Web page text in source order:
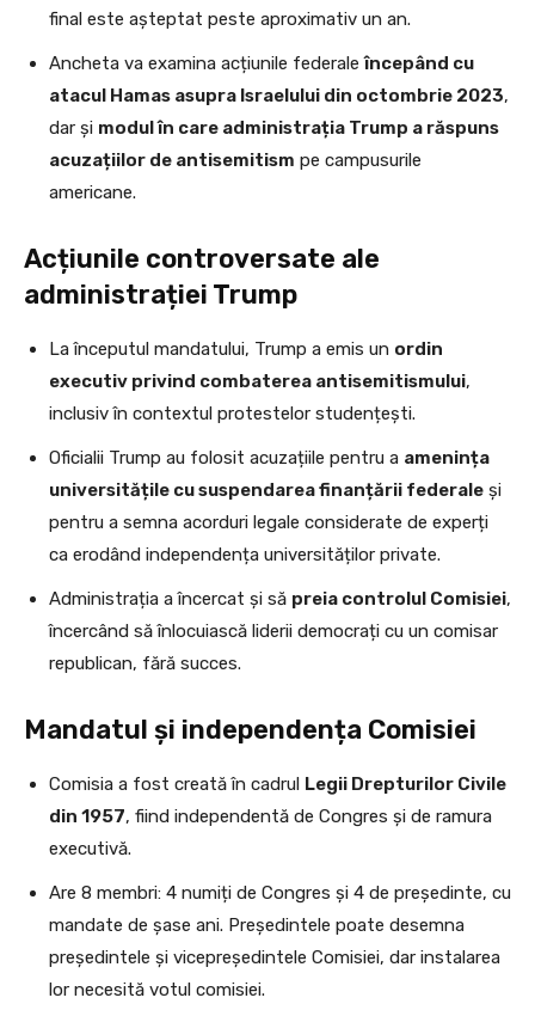
final este așteptat peste aproximativ un an.
Ancheta va examina acțiunile federaleîncepând cu
atacul Hamas asupra Israelului din octombrie 2023,
dar și modul în care administrația Trump a răspuns
acuzațiilor de antisemitism pe campusurile
americane.
Acțiunile controversate ale
administrației Trump
La începutul mandatului, Trump a emis un ordin
executiv privind combaterea antisemitismului,
inclusiv în contextul protestelor studențești.
Oficialii Trump au folosit acuzațiile pentru a amenința
universitățile cu suspendarea finanțării federale și
pentru a semna acorduri legale considerate de experți
ca erodând independența universităților private.
Administrația a încercat și să preia controlul Comisiei,
încercând să înlocuiască liderii democrați cu un comisar
republican, fără succes.
Mandatul și independența Comisiei
Comisia a fost creată în cadrul Legii Drepturilor Civile
din 1957, fiind independentă de Congres și de ramura
executivă.
Are 8 membri: 4 numiți de Congres și 4 de președinte, cu
mandate de șase ani. Președintele poate desemna
președintele și vicepreședintele Comisiei, dar instalarea
lor necesită votul comisiei.